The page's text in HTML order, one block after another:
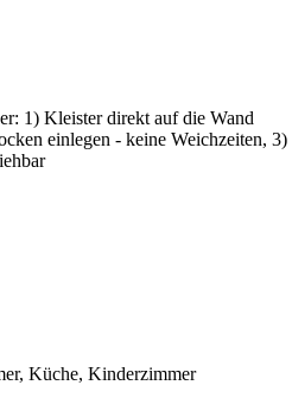
1) Kleister direkt auf die Wand
einlegen - keine Weichzeiten, 3)
Küche, Kinderzimmer